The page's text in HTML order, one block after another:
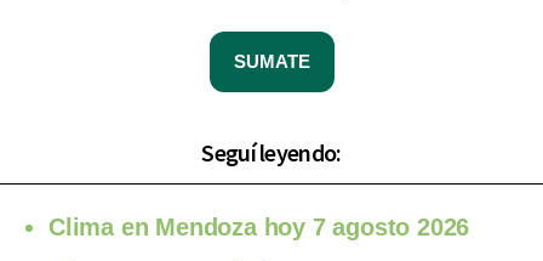
SUMATE
Seguí leyendo:
Clima en Mendoza hoy 7 agosto 2026